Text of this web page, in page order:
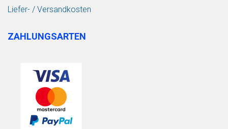
Liefer- / Versandkosten
ZAHLUNGSARTEN